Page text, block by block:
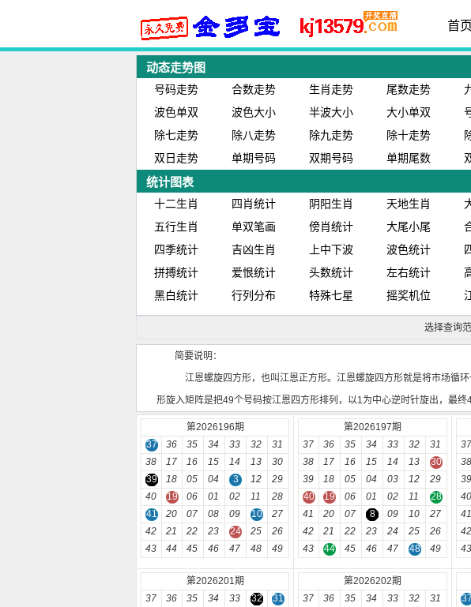
首页
动态走势图
号码走势 合数走势 生肖走势 尾数走势
波色单双
波色大小 半波大小 大小单双
除七走势
除八走势 除九走势 除十走势
双日走势
单期号码 双期号码 单期尾数
统计图表
十二生肖 四肖统计 阴阳生肖 天地生肖
五行生肖
单双笔画 傍肖统计 大尾小尾
四季统计
吉凶生肖 上中下波 波色统计
拼搏统计
爱恨统计 头数统计 左右统计
黑白统计
行列分布 特殊七星 摇奖机位
选择查询范
简要说明：
江恩螺旋四方形，也叫江恩正方形。江恩螺旋四方形就是将市场循
形旋入矩阵是把49个号码按江恩四方形排列，以1为中心逆时针旋出，最终
第2026196期
37
36 35 34 33 32
31
38
17 16 15 14 13
30
39
18 05 04 3 12
29
40
19 06 01 02 11
28
41
20 07 08 09 10
27
42
21 22 23 24 25
26
43
44 45 46 47 48 49
第2026197期
37
36 35 34 33 32
31
38
17 16 15 14 13
30
39
18 05 04 03 12
29
40
19 06 01 02 11
28
41
20 07 8 09 10
27
42
21 22 23 24 25
26
43
44 45 46 47 48 49
37
38
39
40
41
42
43
第2026201期
37
36 35 34 33 32
31
第2026202期
37
36 35 34 33 32
31